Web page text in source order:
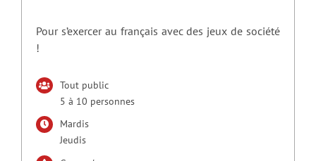
Pour s’exercer au français avec des jeux de société
!
Tout public
5 à 10 personnes
Mardis
Jeudis